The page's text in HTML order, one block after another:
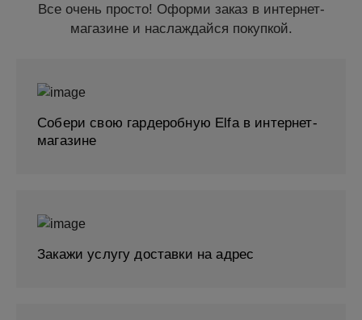
Все очень просто! Оформи заказ в интернет-
магазине и наслаждайся покупкой.
Собери свою гардеробную Elfa в интернет-
магазине
Закажи услугу доставки на адрес